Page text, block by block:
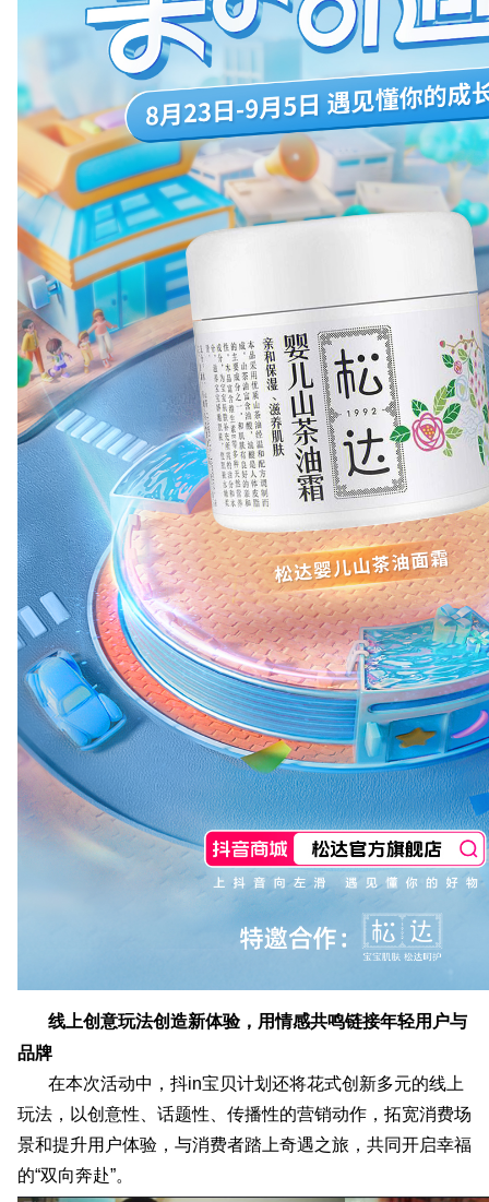
线上创意玩法创造新体验，用情感共鸣链接年轻用户与
品牌
在本次活动中，抖in宝贝计划还将花式创新多元的线上
玩法，以创意性、话题性、传播性的营销动作，拓宽消费场
景和提升用户体验，与消费者踏上奇遇之旅，共同开启幸福
的“双向奔赴”。